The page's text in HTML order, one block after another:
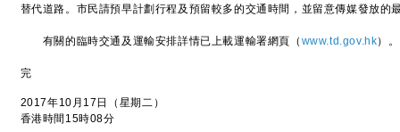
替代道路。市民請預早計劃行程及預留較多的交通時間，並留意傳媒發放的
有關的臨時交通及運輸安排詳情已上載運輸署網頁（ www.td.gov.hk）。
完
2017年10月17日（星期二）
香港時間15時08分